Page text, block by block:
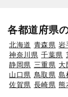
各都道府県
北海道 青森県 岩
神奈川県 千葉県
静岡県 三重県 大
山口県 鳥取県 島
佐賀県 長崎県 熊